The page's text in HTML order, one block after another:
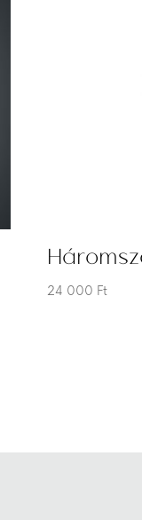
24 000 Ft